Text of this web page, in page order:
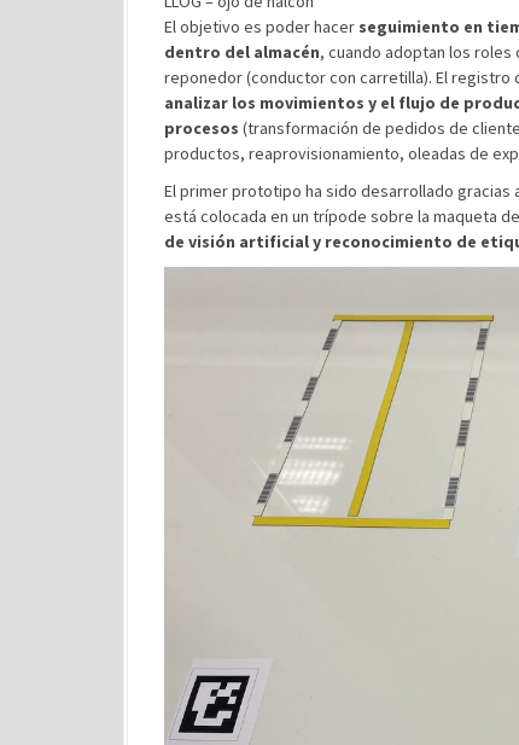
El objetivo es poder hacer seguimiento en
dentro del almacén, cuando adoptan los
reponedor (conductor con carretilla). El registro
analizar los movimientos y el flujo de
procesos (transformación de pedidos de
productos, reaprovisionamiento, oleadas de
El primer prototipo ha sido desarrollado gracias
está colocada en un trípode sobre la maqueta
de visión artificial y reconocimiento de